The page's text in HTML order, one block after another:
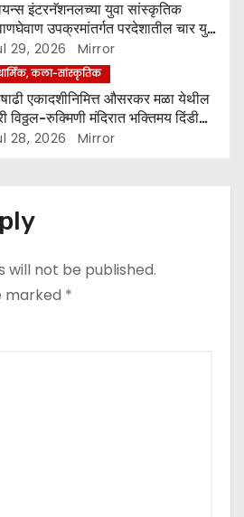
इंटरनॅशनलच्या युवा सांस्कृतिक
उपक्रमांतर्गत परदेशातील चार युवा
अहिल्यानगरात
29, 2026 Mirror
कला-सांस्कृतिक
एकादशीनिमित्त औसरकर मळा येथील
विठ्ठल-रुक्मिणी मंदिरात भक्तिमय दिंडी
उत्साहात
28, 2026 Mirror
will not be published.
marked *